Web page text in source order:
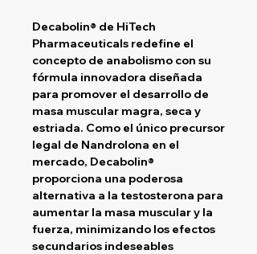
Decabolin® de HiTech
Pharmaceuticals redefine el
concepto de anabolismo con su
fórmula innovadora diseñada
para promover el desarrollo de
masa muscular magra, seca y
estriada. Como el único precursor
legal de Nandrolona en el
mercado, Decabolin®
proporciona una poderosa
alternativa a la testosterona para
aumentar la masa muscular y la
fuerza, minimizando los efectos
secundarios indeseables